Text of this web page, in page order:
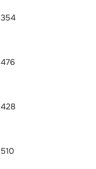
354
476
428
510